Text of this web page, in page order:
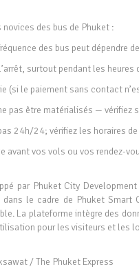
des bus de Phuket :
des bus peut dépendre
surtout pendant les heures
(si le paiement sans contact
pas être matérialisés — vérifiez
24h/24; vérifiez les horaires
avant vos vols ou vos rendez-
par Phuket City
dans le cadre de Phuket
La plateforme intègre des
pour les visiteurs et les
/ The Phuket Express